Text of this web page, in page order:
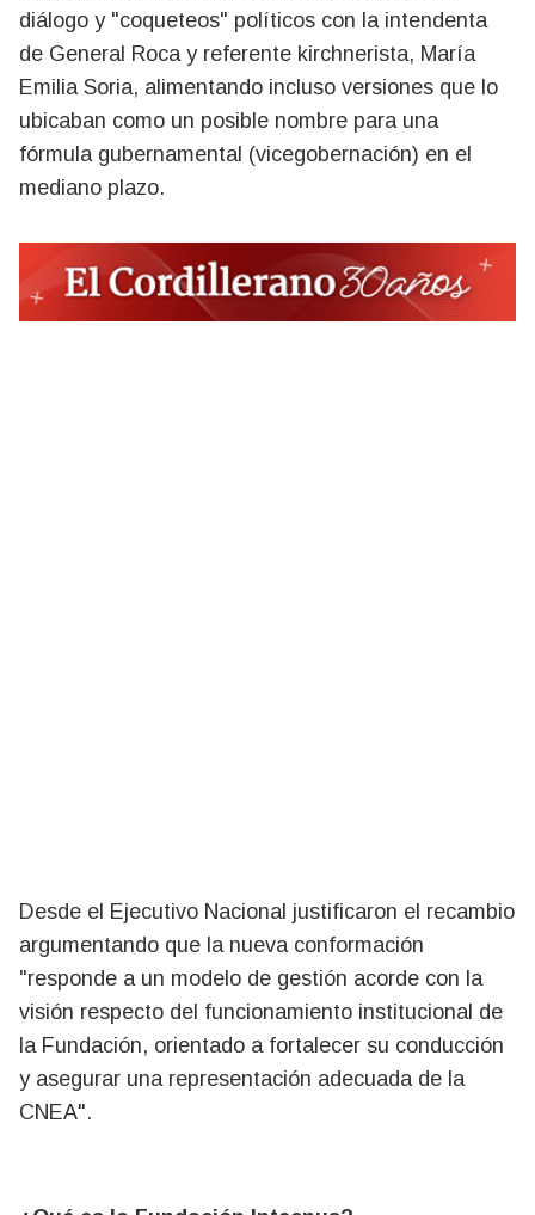
diálogo y "coqueteos" políticos con la intendenta
de General Roca y referente kirchnerista, María
Emilia Soria, alimentando incluso versiones que lo
ubicaban como un posible nombre para una
fórmula gubernamental (vicegobernación) en el
mediano plazo.
Desde el Ejecutivo Nacional justificaron el recambio
argumentando que la nueva conformación
"responde a un modelo de gestión acorde con la
visión respecto del funcionamiento institucional de
la Fundación, orientado a fortalecer su conducción
y asegurar una representación adecuada de la
CNEA".